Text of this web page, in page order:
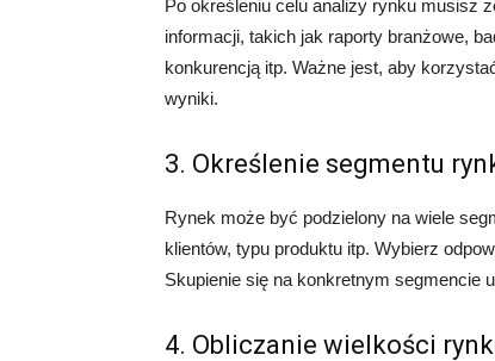
Po określeniu celu analizy rynku musisz
informacji, takich jak raporty branżowe,
konkurencją itp. Ważne jest, aby
wyniki.
3. Określenie segmentu
Rynek może być podzielony na wiele
klientów, typu produktu itp. Wybierz
Skupienie się na konkretnym segmencie
4. Obliczanie wielkości